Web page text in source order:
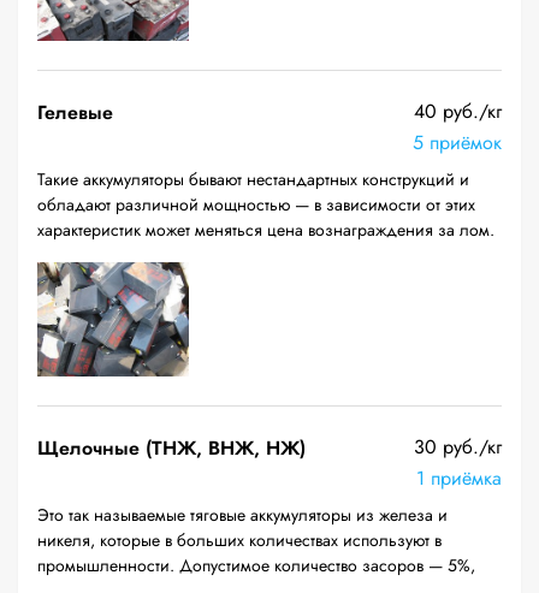
Гелевые
40 руб./кг
5 приёмок
Такие аккумуляторы бывают нестандартных конструкций и
обладают различной мощностью — в зависимости от этих
характеристик может меняться цена вознаграждения за лом.
Щелочные (ТНЖ, ВНЖ, НЖ)
30 руб./кг
1 приёмка
Это так называемые тяговые аккумуляторы из железа и
никеля, которые в больших количествах используют в
промышленности. Допустимое количество засоров — 5%,